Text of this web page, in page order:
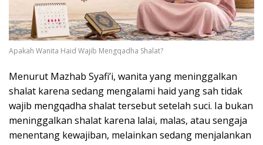
Apakah Wanita Haid Wajib Mengqadha Shalat?
Menurut Mazhab Syafi’i, wanita yang meninggalkan
shalat karena sedang mengalami haid yang sah tidak
wajib mengqadha shalat tersebut setelah suci. Ia bukan
meninggalkan shalat karena lalai, malas, atau sengaja
menentang kewajiban, melainkan sedang menjalankan